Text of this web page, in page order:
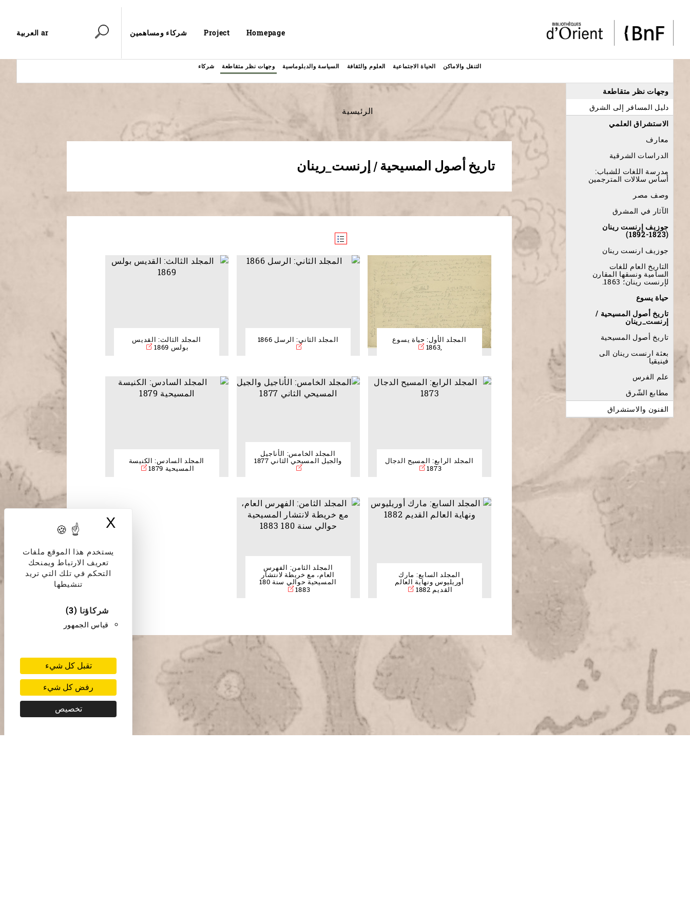
يستخدم هذا الموقع ملفات
تعريف الارتباط ويمنحك
التحكم في تلك التي تريد
تنشيطها
شركاؤنا (3)
قياس الجمهور
تقبل كل شيء
رفض كل شيء
تخصيص
X إخفاء لافتة
Homepage
Project شركاء ومساهمين ar العربية
Menu
éditorial
التنقل والاماكن الحياة الاجتماعية العلوم والثقافة السياسة والدبلوماسية وجهات نظر متقاطعة شركاء
وجهات نظر متقاطعة
دليل المسافر إلى الشرق
الاستشراق العلمي
معارف
الدراسات الشرقية
مدرسة اللغات للشباب:
أساس سلالات المترجمين
وصف مصر
الآثار في المشرق
جوزيف إرنست رينان
(1823-1892)
جوزيف ارنست رينان
التاريخ العام للغات
السامية ونسقها المقارن
لإرنست رينان؛ 1863.
حياة يسوع
تاريخ أصول المسيحية /
إرنست_رينان
تاريخ أصول المسيحية
بعثة ارنست رينان الى
فينيقيا
علم الفرس
مطابع الشّرق
الفنون والاستشراق
الرئيسية
تاريخ أصول المسيحية / إرنست_رينان
المجلد الأول: حياة يسوع
,1863
المجلد الثاني: الرسل 1866
المجلد الثالث: القديس
بولس 1869
المجلد الرابع: المسيح الدجال
1873
المجلد الخامس: الأناجيل
والجيل المسيحي الثاني 1877
المجلد السادس: الكنيسة
المسيحية 1879
المجلد السابع: مارك
أوريليوس ونهاية العالم
القديم 1882
المجلد الثامن: الفهرس
العام، مع خريطة لانتشار
المسيحية حوالي سنة 180
1883